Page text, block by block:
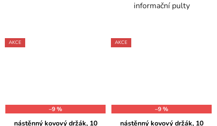
informační pulty
AKCE
–9 %
nástěnný kovový držák, 10
AKCE
–9 %
nástěnný kovový držák, 10